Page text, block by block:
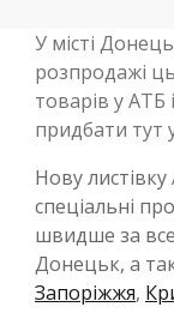
У місті
розпродажі
товарів у
придбати тут
Нову
спеціальні
швидше за
Донецьк, а
Запоріжжя,